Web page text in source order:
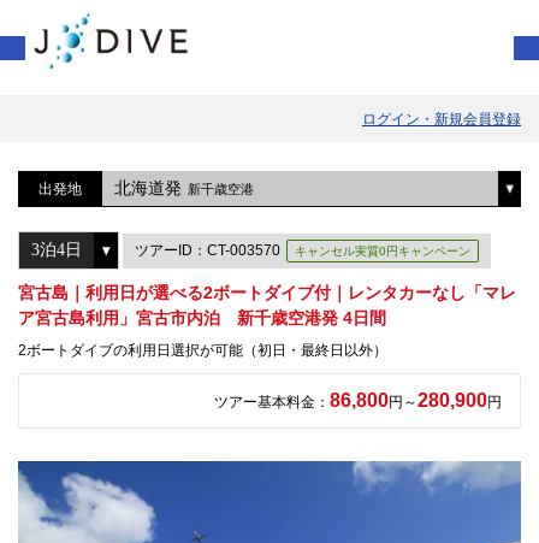
ログイン・新規会員登録
出発地 北海道発 新千歳空港
ツアーID：CT-003570 キャンセル実質0円キャンペーン
宮古島｜利用日が選べる2ボートダイブ付｜レンタカーなし「マレ
ア宮古島利用」宮古市内泊 新千歳空港発 4日間
2ボートダイブの利用日選択が可能（初日・最終日以外）
ツアー基本料金： 86,800円～280,900円